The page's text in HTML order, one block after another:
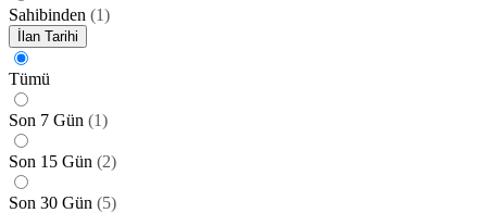
Sahibinden (1)
İlan Tarihi
Tümü
Son 7 Gün (1)
Son 15 Gün (2)
Son 30 Gün (5)